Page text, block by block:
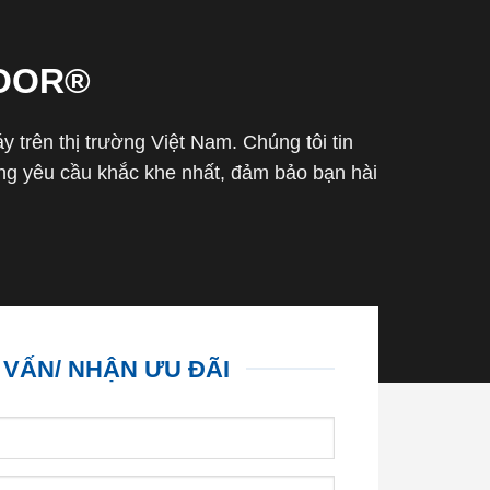
trên thị trường Việt Nam. Chúng tôi tin
yêu cầu khắc khe nhất, đảm bảo bạn hài
NHẬN ƯU ĐÃI